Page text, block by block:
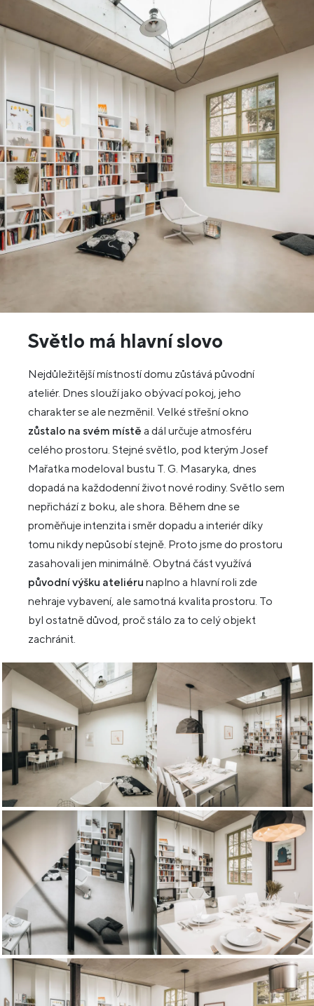
Světlo má hlavní slovo
Nejdůležitější místností domu zůstává původní
ateliér. Dnes slouží jako obývací pokoj, jeho
charakter se ale nezměnil. Velké střešní okno
zůstalo na svém místě a dál určuje atmosféru
celého prostoru. Stejné světlo, pod kterým Josef
Mařatka modeloval bustu T. G. Masaryka, dnes
dopadá na každodenní život nové rodiny. Světlo sem
nepřichází z boku, ale shora. Během dne se
proměňuje intenzita i směr dopadu a interiér díky
tomu nikdy nepůsobí stejně. Proto jsme do prostoru
zasahovali jen minimálně. Obytná část využívá
původní výšku ateliéru naplno a hlavní roli zde
nehraje vybavení, ale samotná kvalita prostoru. To
byl ostatně důvod, proč stálo za to celý objekt
zachránit.